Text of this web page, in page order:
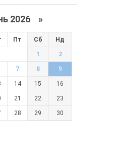
2026 »
Пт Сб Нд
1 2
7 8 9
14 15 16
21 22 23
28 29 30